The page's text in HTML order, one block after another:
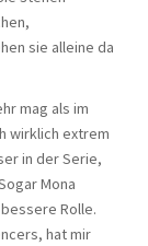
sie alleine da
mag als im
wirklich extrem
in der Serie,
Mona
Rolle.
hat mir